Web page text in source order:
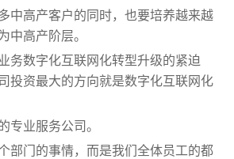
中高产客户的同时，也要培养越来越
中高产阶层。
务数字化互联网化转型升级的紧迫
投资最大的方向就是数字化互联网化
专业服务公司。
部门的事情，而是我们全体员工的都